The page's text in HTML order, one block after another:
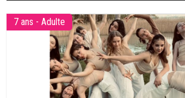
7 ans - Adulte